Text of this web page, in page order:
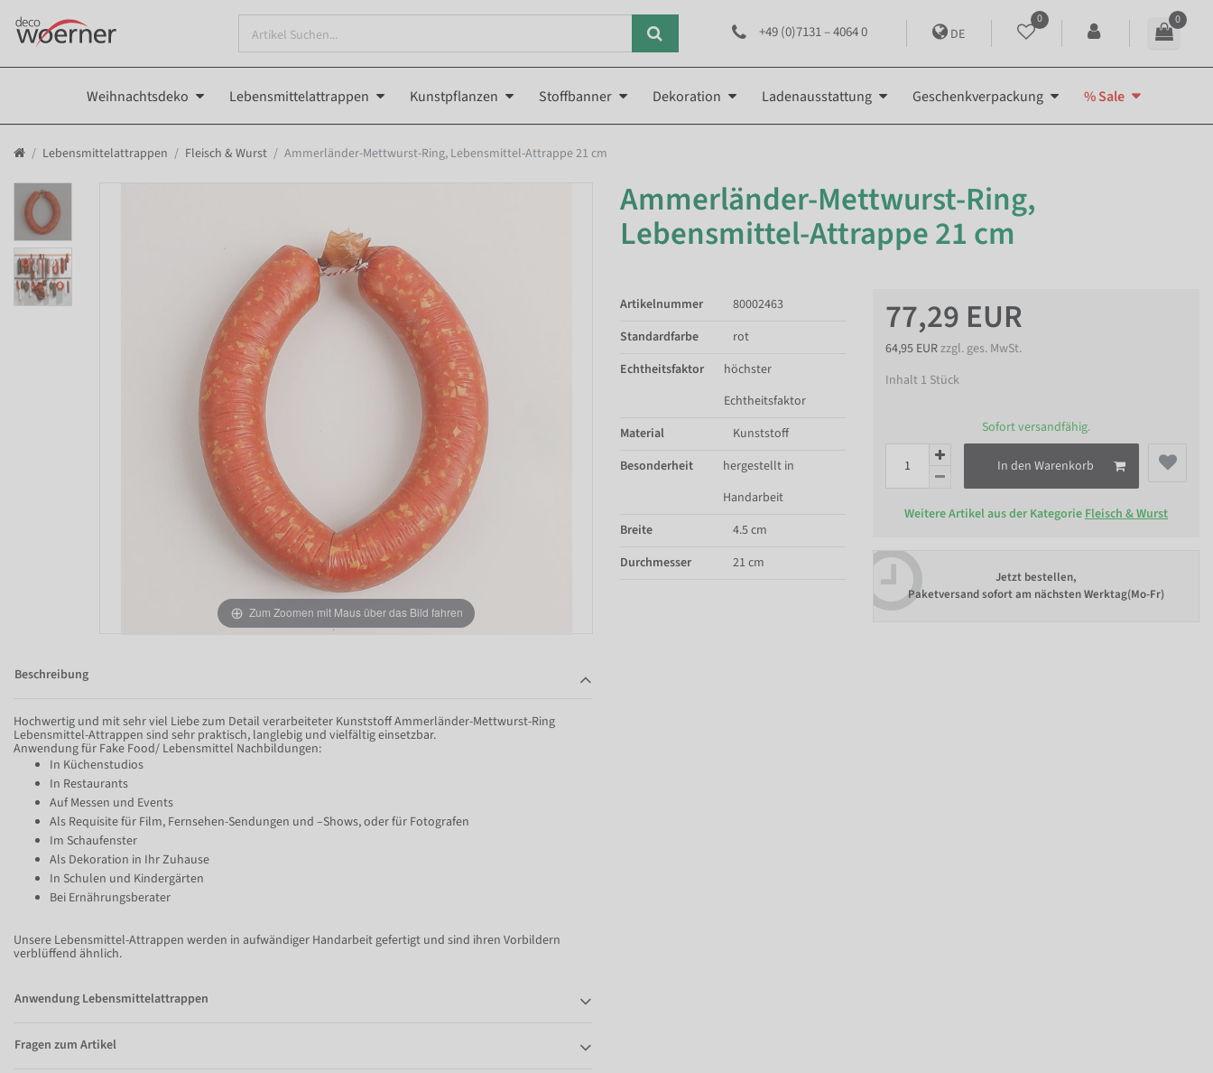
+49 (0)7131 – 4064 0 DE
0 0
Weihnachtsdeko Lebensmittelattrappen Kunstpflanzen Stoffbanner Dekoration Ladenausstattung Geschenkverpackung % Sale
Lebensmittelattrappen Fleisch & Wurst Ammerländer-Mettwurst-Ring, Lebensmittel-Attrappe 21 cm
Zum Zoomen mit Maus über das Bild fahren
Ammerländer-Mettwurst-Ring,
Lebensmittel-Attrappe 21 cm
77,29 EUR
64,95 EURzzgl. ges. MwSt.
Inhalt 1 Stück
Sofort versandfähig.
In den Warenkorb
Weitere Artikel aus der KategorieFleisch & Wurst
Jetzt bestellen,
Paketversand sofort am nächsten Werktag(Mo-Fr)
Artikelnummer
80002463
Standardfarbe
rot
Echtheitsfaktor
höchster
Echtheitsfaktor
Material
Kunststoff
Besonderheit
hergestellt in
Handarbeit
Breite
4.5 cm
Durchmesser
21 cm
Beschreibung
Hochwertig und mit sehr viel Liebe zum Detail verarbeiteter Kunststoff Ammerländer-Mettwurst-Ring
Lebensmittel-Attrappen sind sehr praktisch, langlebig und vielfältig einsetzbar.
Anwendung für Fake Food/ Lebensmittel Nachbildungen:
In Küchenstudios
In Restaurants
Auf Messen und Events
Als Requisite für Film, Fernsehen-Sendungen und –Shows, oder für Fotografen
Im Schaufenster
Als Dekoration in Ihr Zuhause
In Schulen und Kindergärten
Bei Ernährungsberater
Unsere Lebensmittel-Attrappen werden in aufwändiger Handarbeit gefertigt und sind ihren Vorbildern
verblüffend ähnlich.
Anwendung Lebensmittelattrappen
Fragen zum Artikel